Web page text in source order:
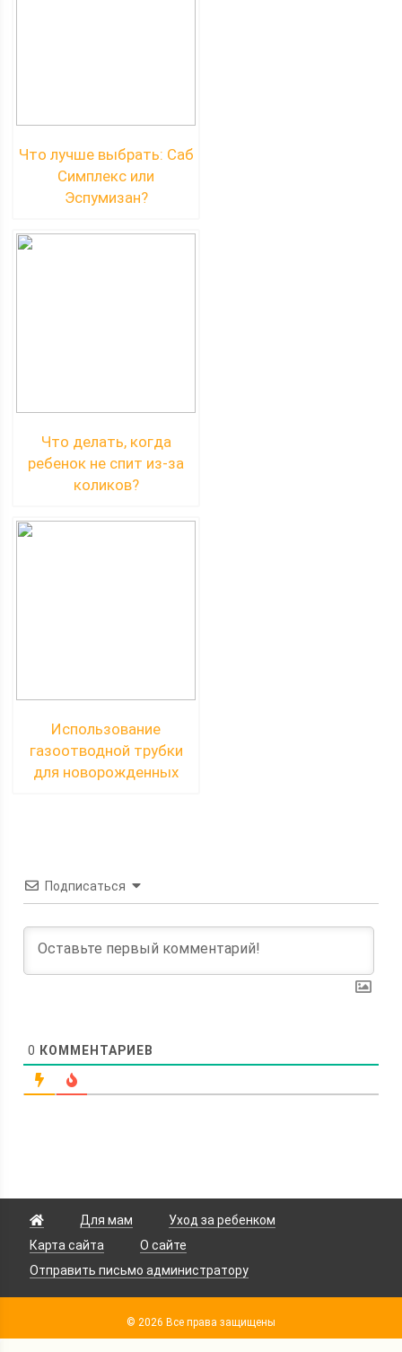
Что лучше выбрать: Саб
Симплекс или
Эспумизан?
Что делать, когда
ребенок не спит из-за
коликов?
Использование
газоотводной трубки
для новорожденных
Подписаться
0 КОММЕНТАРИЕВ
Для мам
Уход за ребенком
Карта сайта
О сайте
Отправить письмо администратору
© 2026 Все права защищены